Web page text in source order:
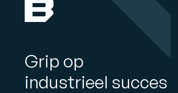
Grip op
industrieel succes